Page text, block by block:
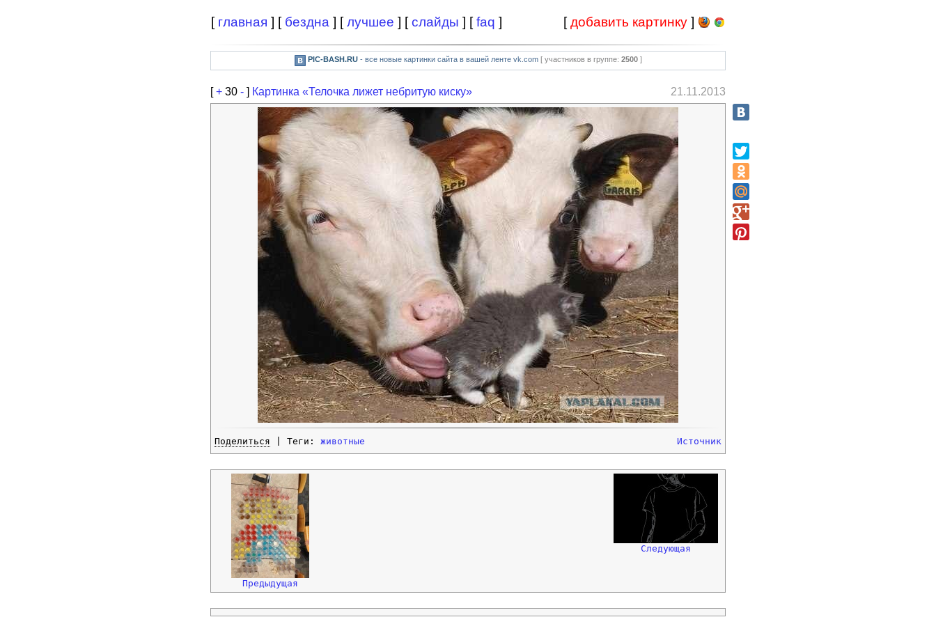
[ главная ] [ бездна ] [лучшее ] [слайды ] [faq ] [добавить картинку ]
PIC-BASH.RU- все новые картинки сайта в вашей ленте vk.com [ участников в группе: 2500]
[+ 30 - ] Картинка «Телочка лижет небритую киску» 21.11.2013
Источник
Поделиться | Теги: животные
Предыдущая
Следующая